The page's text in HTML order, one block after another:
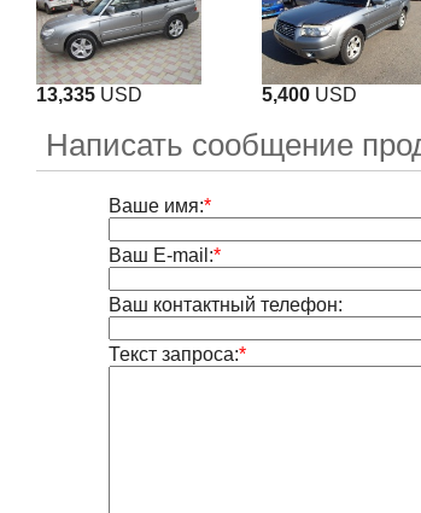
13,335 USD 5,400 USD
Написать сообщение
Ваше имя:*
Ваш E-mail:*
Ваш контактный телефон:
Текст запроса:*